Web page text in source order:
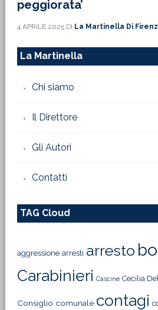
peggiorata’
4 APRILE 2025DI La Martinella Di
La Martinella
Chi siamo
Il Direttore
Gli Autori
Contatti
TAG Cloud
aggressione arresti arresto
Carabinieri Cascine Cecilia
Consiglio comunale contagi